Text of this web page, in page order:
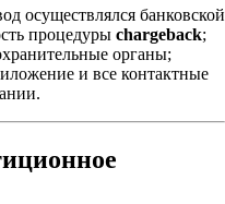
осуществлялся банковской
процедуры chargeback;
органы;
и все контактные